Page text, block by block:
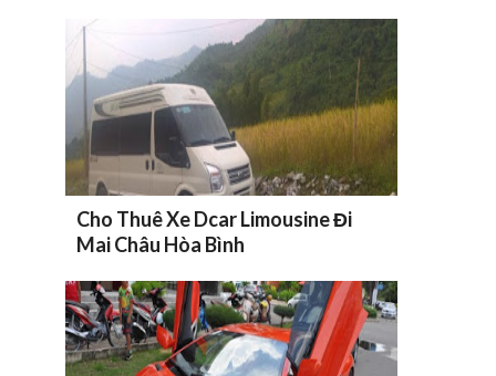
Cho Thuê Xe Dcar Limousine Đi
Mai Châu Hòa Bình